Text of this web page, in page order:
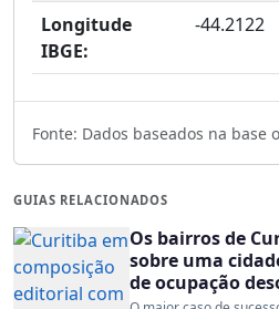
Longitude
IBGE:
-44.2122
Fonte: Dados baseados na base
GUIAS RELACIONADOS
Os bairros de
sobre uma
de ocupação